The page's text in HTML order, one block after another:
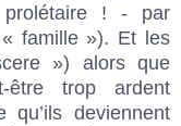
! - par
famille »). Et les
») alors que
être trop ardent
deviennent